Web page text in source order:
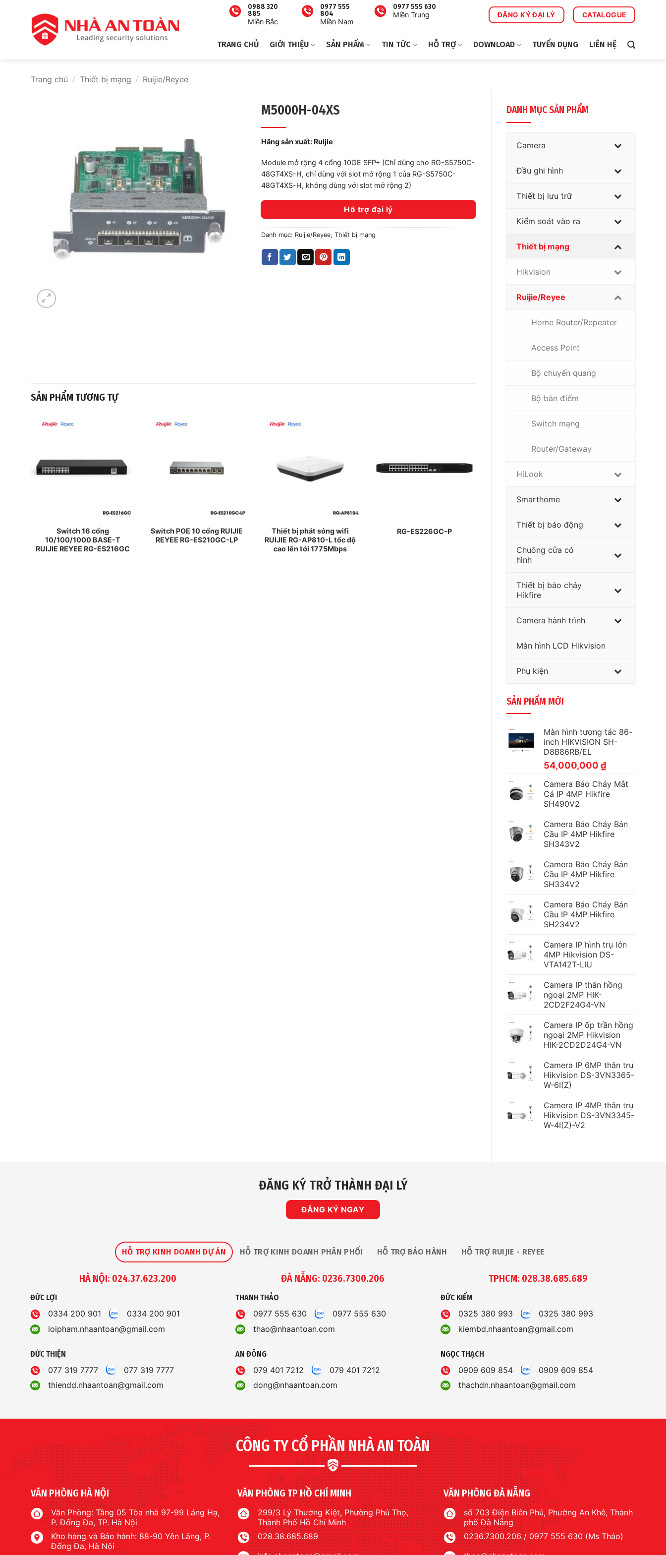
0988 320
885
Miền Bắc
0977 555
804
Miền Nam
0977 555 630
Miền Trung
ĐĂNG KÝ ĐẠI LÝ CATALOGUE
TRANG CHỦ GIỚI THIỆU SẢN PHẨM TIN TỨC HỖ TRỢ DOWNLOAD TUYỂN DỤNG LIÊN HỆ
Trang chủ / Thiết bị mạng / Ruijie/Reyee
DANH MỤC SẢN PHẨM
Camera
Đầu ghi hình
Thiết bị lưu trữ
Kiểm soát vào ra
Thiết bị mạng
Hikvision
Ruijie/Reyee
Home Router/Repeater
Access Point
Bộ chuyển quang
Bộ bắn điểm
Switch mạng
Router/Gateway
HiLook
Smarthome
Thiết bị báo động
Chuông cửa có
hình
Thiết bị báo cháy
Hikfire
Camera hành trình
Màn hình LCD Hikvision
Phụ kiện
SẢN PHẨM MỚI
Màn hình tương tác 86-
inch HIKVISION SH-
D8B86RB/EL
54,000,000 ₫
Camera Báo Cháy Mắt
Cá IP 4MP Hikfire
SH490V2
Camera Báo Cháy Bán
Cầu IP 4MP Hikfire
SH343V2
Camera Báo Cháy Bán
Cầu IP 4MP Hikfire
SH334V2
Camera Báo Cháy Bán
Cầu IP 4MP Hikfire
SH234V2
Camera IP hình trụ lớn
4MP Hikvision DS-
VTA142T-LIU
Camera IP thân hồng
ngoại 2MP HIK-
2CD2F24G4-VN
Camera IP ốp trần hồng
ngoại 2MP Hikvision
HIK-2CD2D24G4-VN
Camera IP 6MP thân trụ
Hikvision DS-3VN3365-
W-6I(Z)
Camera IP 4MP thân trụ
Hikvision DS-3VN3345-
W-4I(Z)-V2
M5000H-04XS
Hãng sản xuất: Ruijie
Module mở rộng 4 cổng 10GE SFP+ (Chỉ dùng cho RG-S5750C-
48GT4XS-H, chỉ dùng với slot mở rộng 1 của RG-S5750C-
48GT4XS-H, không dùng với slot mở rộng 2)
Hỗ trợ đại lý
Danh mục: Ruijie/Reyee, Thiết bị mạng
SẢN PHẨM TƯƠNG TỰ
Switch 16 cổng
10/100/1000 BASE-T
RUIJIE REYEE RG-ES216GC
Switch POE 10 cổng RUIJIE
REYEE RG-ES210GC-LP
Thiết bị phát sóng wifi
RUIJIE RG-AP810-L tốc độ
cao lên tới 1775Mbps
RG-ES226GC-P
ĐĂNG KÝ TRỞ THÀNH ĐẠI LÝ
ĐĂNG KÝ NGAY
HỖ TRỢ KINH DOANH DỰ ÁN HỖ TRỢ KINH DOANH PHÂN PHỐI HỖ TRỢ BẢO HÀNH HỖ TRỢ RUIJIE - REYEE
HÀ NỘI: 024.37.623.200
ĐỨC LỢI
0334 200 901
0334 200 901
loipham.nhaantoan@gmail.com
ĐỨC THIỆN
077 319 7777
077 319 7777
thiendd.nhaantoan@gmail.com
ĐÀ NẴNG: 0236.7300.206
THANH THẢO
0977 555 630
0977 555 630
thao@nhaantoan.com
AN ĐÔNG
079 401 7212
079 401 7212
dong@nhaantoan.com
TPHCM: 028.38.685.689
ĐỨC KIỂM
0325 380 993
0325 380 993
kiembd.nhaantoan@gmail.com
NGỌC THẠCH
0909 609 854
0909 609 854
thachdn.nhaantoan@gmail.com
CÔNG TY CỔ PHẦN NHÀ AN TOÀN
VĂN PHÒNG HÀ NỘI
Văn Phòng: Tầng 05 Tòa nhà 97-99 Láng Hạ,
P. Đống Đa, TP. Hà Nội
Kho hàng và Bảo hành: 88-90 Yên Lãng, P.
Đống Đa, Hà Nội
VĂN PHÒNG TP HỒ CHÍ MINH
299/3 Lý Thường Kiệt, Phường Phú Thọ,
Thành Phố Hồ Chí Minh
028.38.685.689
VĂN PHÒNG ĐÀ NẴNG
số 703 Điện Biên Phủ, Phường An Khê, Thành
phố Đà Nẵng
0236.7300.206 / 0977 555 630 (Ms Thảo)